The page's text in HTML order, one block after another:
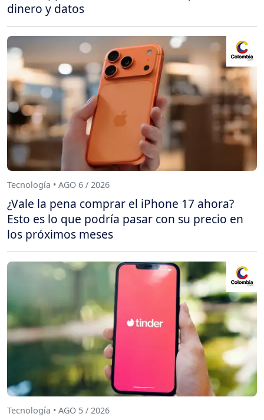
dinero y datos
Tecnología • AGO 6 / 2026
¿Vale la pena comprar el iPhone 17 ahora?
Esto es lo que podría pasar con su precio en
los próximos meses
Tecnología • AGO 5 / 2026